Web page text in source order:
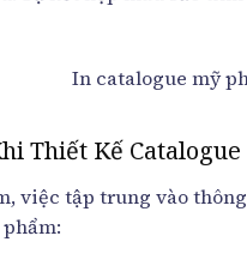
Thiết Kế
việc tập trung vào